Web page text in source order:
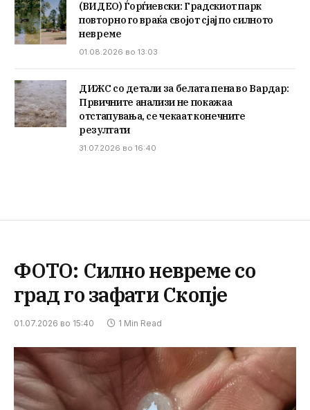
(ВИДЕО) Ѓорѓиевски: Градскиот парк
повторно го враќа својот сјај по силното
невреме
01.08.2026 во 13:03
ДИЖС со детали за белата пена во Вардар:
Првичните анализи не покажаа
отстапувања, се чекаат конечните
резултати
31.07.2026 во 16:40
ФОТО: Силно невреме со
град го зафати Скопје
01.07.2026 во 15:40 1 Min Read